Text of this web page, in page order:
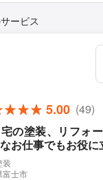
ービス
5.00 (49)
の塗装、リフォ
お仕事でもお役
装
富士市